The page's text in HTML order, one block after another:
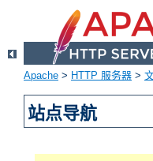
Apache > HTTP 服务器 >
站点导航